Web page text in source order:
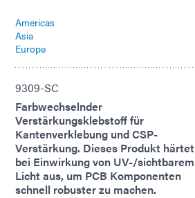
Americas
Asia
Europe
9309-SC
Farbwechselnder
Verstärkungsklebstoff für
Kantenverklebung und CSP-
Verstärkung. Dieses Produkt härtet
bei Einwirkung von UV-/sichtbarem
Licht aus, um PCB Komponenten
schnell robuster zu machen.